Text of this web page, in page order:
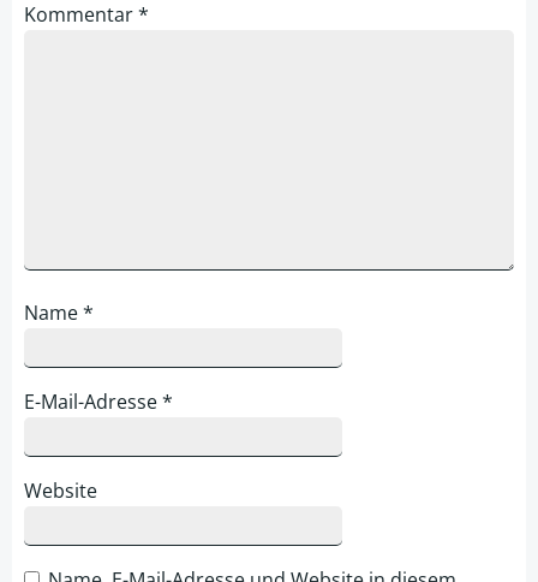
Kommentar*
Name*
E-Mail-Adresse*
Website